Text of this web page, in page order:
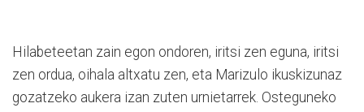
Hilabeteetan zain egon ondoren, iritsi zen eguna, iritsi
zen ordua, oihala altxatu zen, eta Marizulo ikuskizunaz
gozatzeko aukera izan zuten urnietarrek. Osteguneko